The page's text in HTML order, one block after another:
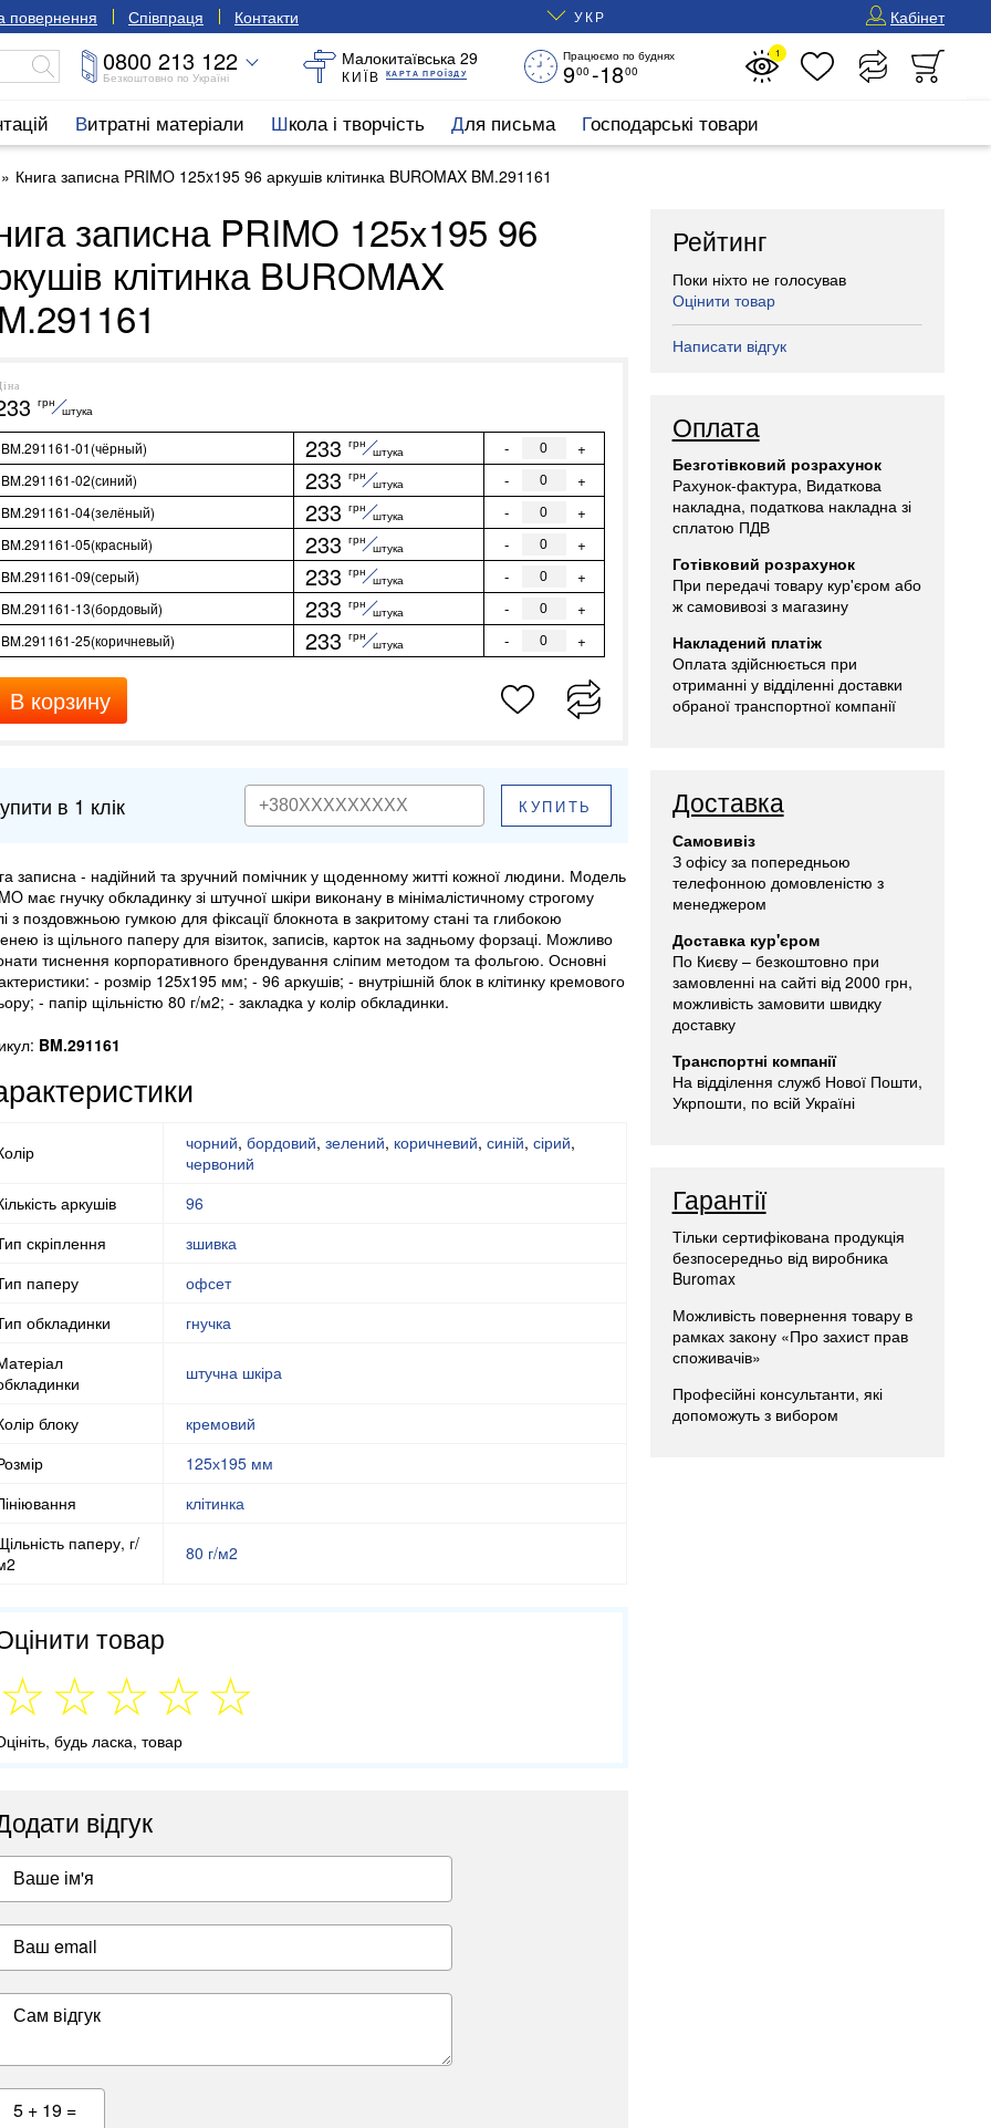
повернення Співпраця Контакти УКР Кабінет
0800 213 122
Безкоштовно по Україні
Малокитаївська 29
КИЇВ КАРТА ПРОЇЗДУ
Працюємо по буднях
900 -1800
1
Витратні матеріали Школа і творчість Для письма Господарські товари
Книга записна PRIMO 125x195 96 аркушів клітинка BUROMAX BM.291161
записна PRIMO 125x195 96
клітинка BUROMAX
грн
штука
BM.291161-01(чёрный) 233 грн
штука - +
BM.291161-02(синий) 233 грн
штука - +
BM.291161-04(зелёный) 233 грн
штука - +
BM.291161-05(красный) 233 грн
штука - +
BM.291161-09(серый) 233 грн
штука - +
BM.291161-13(бордовый) 233 грн
штука - +
BM.291161-25(коричневый) 233 грн
штука - +
В корзину
в 1 клік КУПИТЬ
записна - надійний та зручний помічник у щоденному житті кожної людини. Модель
має гнучку обкладинку зі штучної шкіри виконану в мінімалістичному строгому
з поздовжньою гумкою для фіксації блокнота в закритому стані та глибокою
із щільного паперу для візиток, записів, карток на задньому форзаці. Можливо
тиснення корпоративного брендування сліпим методом та фольгою. Основні
- розмір 125x195 мм; - 96 аркушів; - внутрішній блок в клітинку кремового
- папір щільністю 80 г/м2; - закладка у колір обкладинки.
BM.291161
чорний, бордовий, зелений, коричневий, синій, сірий,
червоний
аркушів
96
скріплення
зшивка
паперу
офсет
обкладинки
гнучка
штучна шкіра
блоку
кремовий
125х195 мм
клітинка
паперу, г/
80 г/м2
товар
будь ласка, товар
відгук
Ваше ім'я
Ваш email
Сам відгук
5 + 19 =
Рейтинг
Поки ніхто не голосував
Оцінити товар
Написати відгук
Оплата
Безготівковий розрахунок
Рахунок-фактура, Видаткова
накладна, податкова накладна зі
сплатою ПДВ
Готівковий розрахунок
При передачі товару кур'єром або
ж самовивозі з магазину
Накладений платіж
Оплата здійснюється при
отриманні у відділенні доставки
обраної транспортної компанії
Доставка
Самовивіз
З офісу за попередньою
телефонною домовленістю з
менеджером
Доставка кур'єром
По Києву – безкоштовно при
замовленні на сайті від 2000 грн,
можливість замовити швидку
доставку
Транспортні компанії
На відділення служб Нової Пошти,
Укрпошти, по всій Україні
Гарантії
Тільки сертифікована продукція
безпосередньо від виробника
Buromax
Можливість повернення товару в
рамках закону «Про захист прав
споживачів»
Професійні консультанти, які
допоможуть з вибором